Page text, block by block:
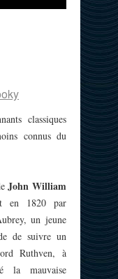
classiques
connus du
John William
en 1820 par
un jeune
de suivre un
Ruthven, à
la mauvaise